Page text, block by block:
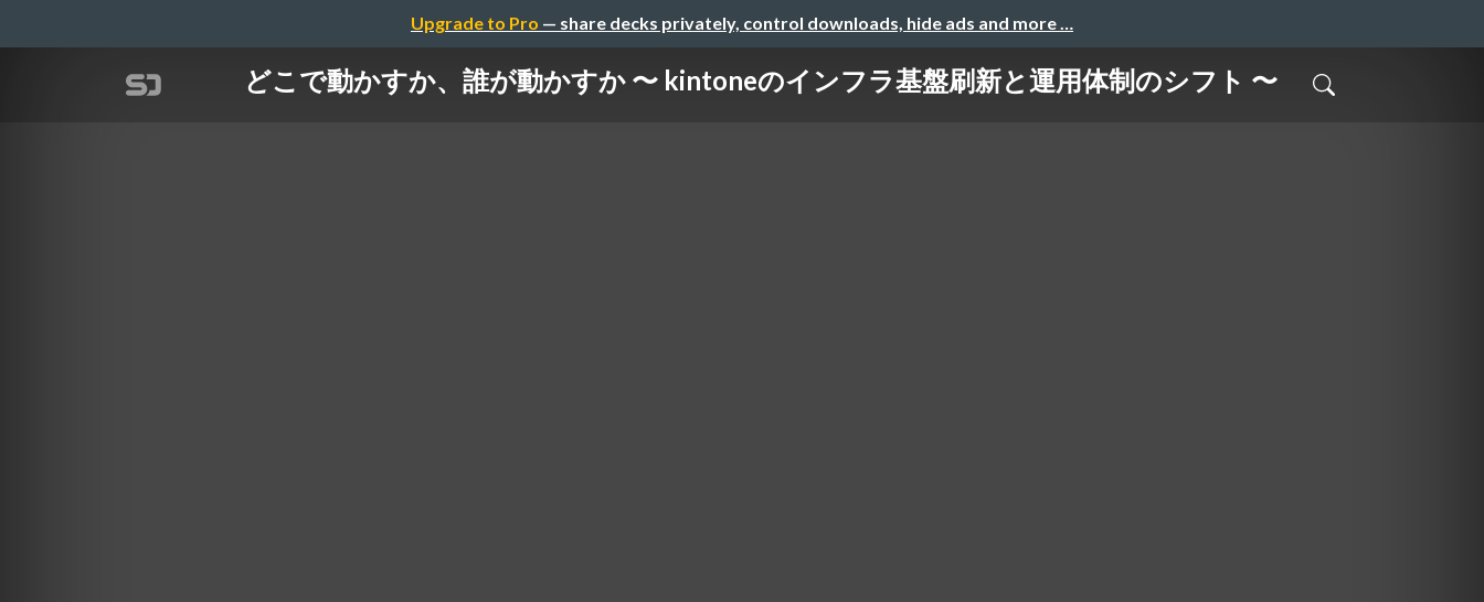
Upgrade to Pro — share decks privately, control downloads, hide ads and more …
どこで動かすか、誰が動かすか 〜 kintoneのインフラ基盤刷新と運用体制のシフト 〜